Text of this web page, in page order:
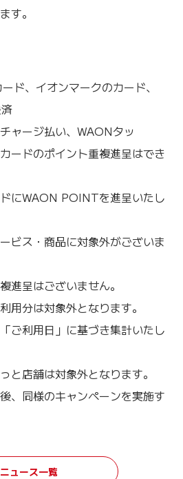
す。
ド、イオンマークのカード、
ャージ払い、WAONタッ
ードのポイント重複進呈はでき
にWAON POINTを進呈いたし
ビス・商品に対象外がございま
進呈はございません。
分は対象外となります。
ご利用日」に基づき集計いたし
と店舗は対象外となります。
、同様のキャンペーンを実施す
ニュース一覧